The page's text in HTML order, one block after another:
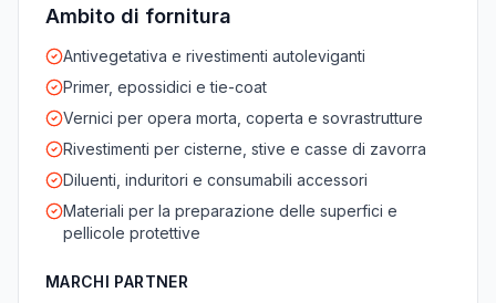
Ambito di fornitura
Antivegetativa e rivestimenti autoleviganti
Primer, epossidici e tie-coat
Vernici per opera morta, coperta e sovrastrutture
Rivestimenti per cisterne, stive e casse di zavorra
Diluenti, induritori e consumabili accessori
Materiali per la preparazione delle superfici e
pellicole protettive
MARCHI PARTNER